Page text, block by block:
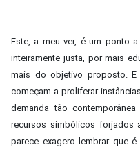
Este, a meu ver, é um ponto
inteiramente justa, por mais
mais do objetivo proposto. E
começam a proliferar
demanda tão
recursos simbólicos forjados
parece exagero lembrar que